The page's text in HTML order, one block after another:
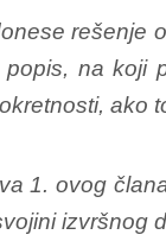
rešenje
na koji
ako
1. ovog
izvršnog